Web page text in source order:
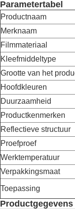
Parametertabel
Productnaam
Merknaam
Filmmateriaal
Kleefmiddeltype
Grootte van het
Hoofdkleuren
Duurzaamheid
Productkenmerken
Reflectieve structuur
Proefproef
Werktemperatuur
Verpakkingsmaat
Toepassing
Productgegevens